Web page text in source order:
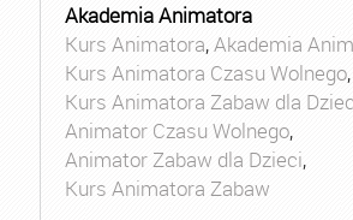
Akademia Animatora
Kurs Animatora,Akademia
Kurs Animatora Czasu Wolnego,
Kurs Animatora Zabaw dla
Animator Czasu Wolnego,
Animator Zabaw dla Dzieci,
Kurs Animatora Zabaw